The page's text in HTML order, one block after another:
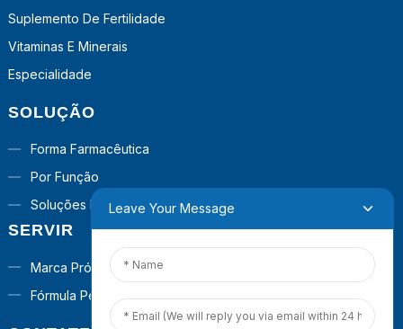
Suplemento De Fertilidade
Vitaminas E Minerais
Especialidade
SOLUÇÃO
Forma Farmacêutica
Por Função
Soluções Prontas Para Uso
SERVIR
Marca Própria
Fórmula Personalizada
Leave Your Message